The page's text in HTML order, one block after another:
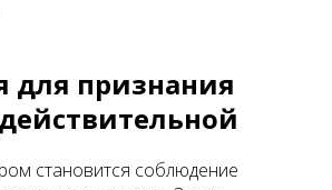
для признания
становится соблюдение